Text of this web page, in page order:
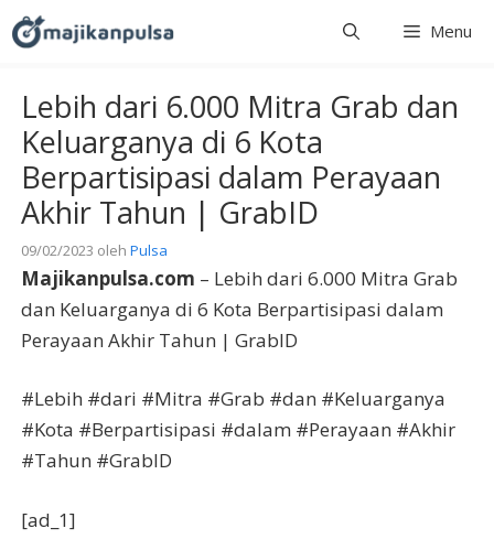
Langsung
ke
Menu
Lebih dari 6.000 Mitra Grab dan
Keluarganya di 6 Kota
Berpartisipasi dalam Perayaan
Akhir Tahun | GrabID
09/02/2023 oleh Pulsa
Majikanpulsa.com – Lebih dari 6.000 Mitra Grab
dan Keluarganya di 6 Kota Berpartisipasi dalam
Perayaan Akhir Tahun | GrabID
#Lebih #dari #Mitra #Grab #dan #Keluarganya
#Kota #Berpartisipasi #dalam #Perayaan #Akhir
#Tahun #GrabID
[ad_1]